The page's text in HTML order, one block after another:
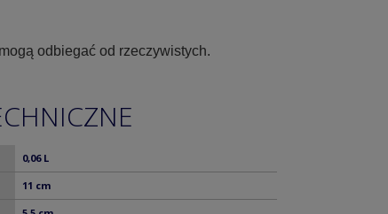
odbiegać od rzeczywistych.
0,06 L
11 cm